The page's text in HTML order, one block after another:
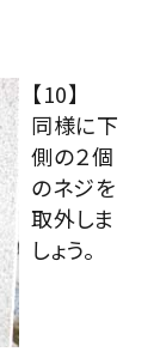
【10】
同様に下
側の２個
のネジを
取外しま
しょう。